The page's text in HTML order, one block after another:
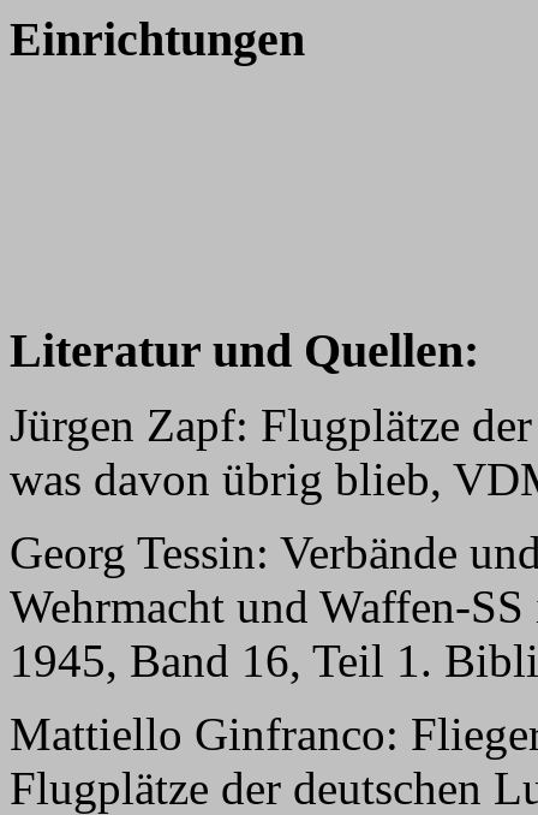
Einrichtungen
Literatur und Quellen:
Jürgen Zapf: Flugplätze
was davon übrig blieb,
Georg Tessin: Verbände
Wehrmacht und Waffen-
1945, Band 16, Teil 1.
Mattiello Ginfranco:
Flugplätze der deutschen